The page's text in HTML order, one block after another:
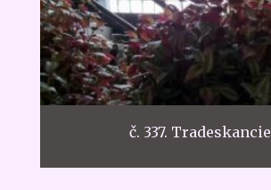
č. 337. Tradeskancie